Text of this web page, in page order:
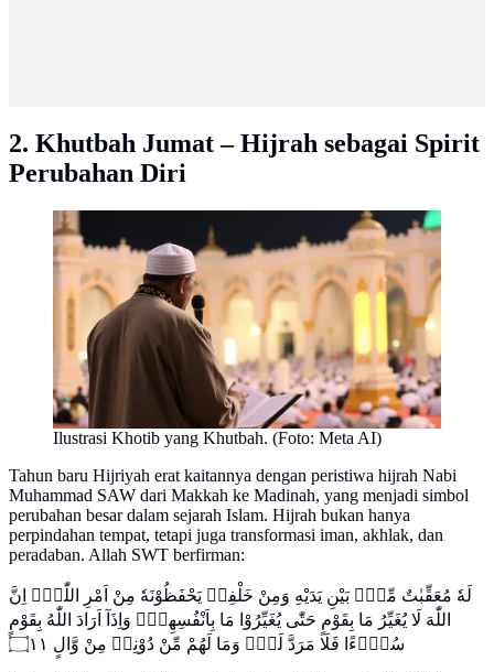
2. Khutbah Jumat – Hijrah sebagai Spirit
Perubahan Diri
Ilustrasi Khotib yang Khutbah. (Foto: Meta AI)
Tahun baru Hijriyah erat kaitannya dengan peristiwa hijrah Nabi
Muhammad SAW dari Makkah ke Madinah, yang menjadi simbol
perubahan besar dalam sejarah Islam. Hijrah bukan hanya
perpindahan tempat, tetapi juga transformasi iman, akhlak, dan
peradaban. Allah SWT berfirman:
لَهٗ مُعَقِّبٰتٌ مِّنْۢ بَيْنِ يَدَيْهِ وَمِنْ خَلْفِهٖ يَحْفَظُوْنَهٗ مِنْ اَمْرِ اللّٰهِۗ اِنَّ
اللّٰهَ لَا يُغَيِّرُ مَا بِقَوْمٍ حَتّٰى يُغَيِّرُوْا مَا بِاَنْفُسِهِمْۗ وَاِذَآ اَرَادَ اللّٰهُ بِقَوْمٍ
سُوْۤءًا فَلَا مَرَدَّ لَهٗۚ وَمَا لَهُمْ مِّنْ دُوْنِهٖ مِنْ وَّالٍ ۝١١